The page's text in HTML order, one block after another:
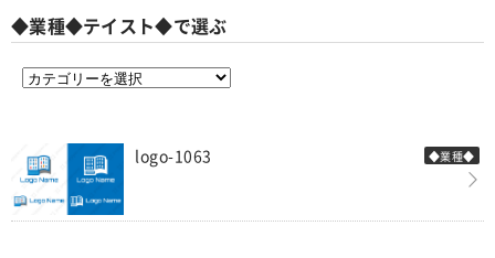
◆業種◆テイスト◆で選ぶ
◆業種◆
logo-1063